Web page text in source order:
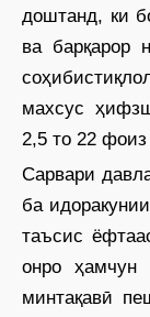
доштанд, ки
ва барқарор
махсус
2,5 то 22
Сарвари
ба
таъсис
онро ҳамчун
минтақавӣ